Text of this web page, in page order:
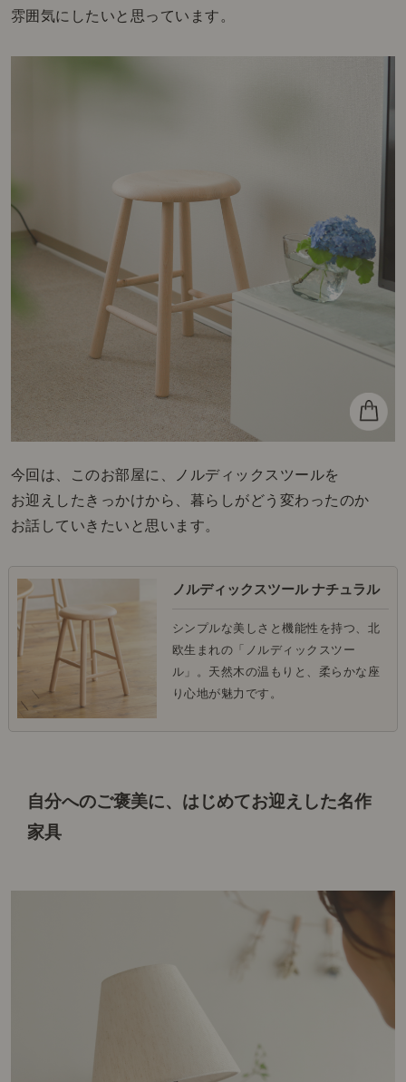
雰囲気にしたいと思っています。
今回は、このお部屋に、ノルディックスツールを
お迎えしたきっかけから、暮らしがどう変わったのか
お話していきたいと思います。
ノルディックスツール ナチュラル
シンプルな美しさと機能性を持つ、北
欧生まれの「ノルディックスツー
ル」。天然木の温もりと、柔らかな座
り心地が魅力です。
自分へのご褒美に、はじめてお迎えした名作
家具